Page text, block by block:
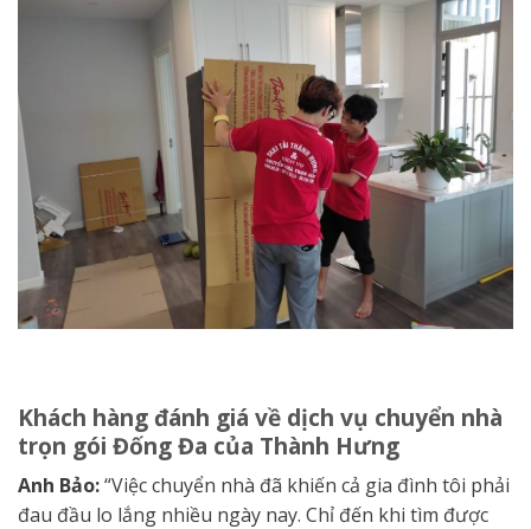
Khách hàng đánh giá về dịch vụ chuyển nhà
trọn gói Đống Đa của Thành Hưng
Anh Bảo:“Việc chuyển nhà đã khiến cả gia đình tôi phải
đau đầu lo lắng nhiều ngày nay. Chỉ đến khi tìm được